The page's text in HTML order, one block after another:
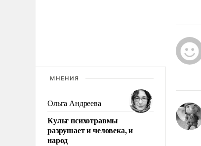
МНЕНИЯ
Ольга Андреева
Культ психотравмы
разрушает и человека, и
народ